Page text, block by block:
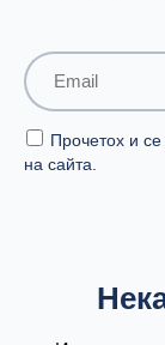
Прочетох и
на сайта.